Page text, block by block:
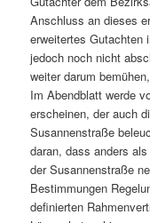
Anschluss an dieses
erweitertes Gutachten
jedoch noch nicht
weiter darum
Im Abendblatt werde
erscheinen, der auch
Susannenstraße
daran, dass anders
der Susannenstraße
Bestimmungen
definierten